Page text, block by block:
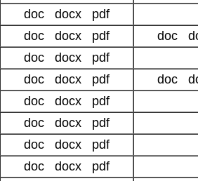
doc docx pdf
doc docx pdf
doc
doc docx pdf
doc docx pdf
doc
doc docx pdf
doc docx pdf
doc docx pdf
doc docx pdf